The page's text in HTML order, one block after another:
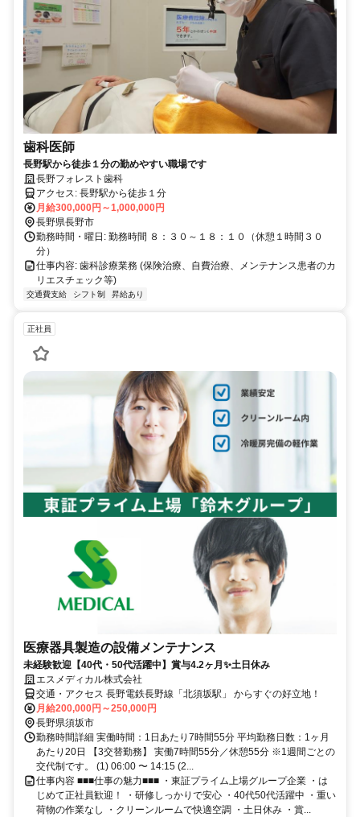
歯科医師
長野駅から徒歩１分の勤めやすい職場です
長野フォレスト歯科
アクセス: 長野駅から徒歩１分
月給300,000円～1,000,000円
長野県長野市
勤務時間・曜日: 勤務時間 ８：３０～１８：１０（休憩１時間３０
分）
仕事内容: 歯科診療業務 (保険治療、自費治療、メンテナンス患者のカ
リエスチェック等)
交通費支給 シフト制 昇給あり
正社員
医療器具製造の設備メンテナンス
未経験歓迎【40代・50代活躍中】賞与4.2ヶ月✨土日休み
エスメディカル株式会社
交通・アクセス 長野電鉄長野線「北須坂駅」 からすぐの好立地！
月給200,000円～250,000円
長野県須坂市
勤務時間詳細 実働時間：1日あたり7時間55分 平均勤務日数：1ヶ月
あたり20日 【3交替勤務】 実働7時間55分／休憩55分 ※1週間ごとの
交代制です。 (1) 06:00 〜 14:15 (2...
仕事内容 ■■■仕事の魅力■■■ ・東証プライム上場グループ企業 ・は
じめて正社員歓迎！ ・研修しっかりで安心 ・40代50代活躍中 ・重い
荷物の作業なし ・クリーンルームで快適空調 ・土日休み ・賞...